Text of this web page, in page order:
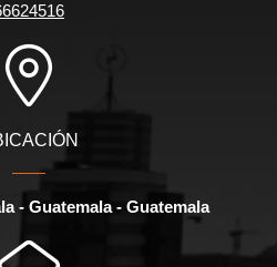
- Guatemala - Guatemala